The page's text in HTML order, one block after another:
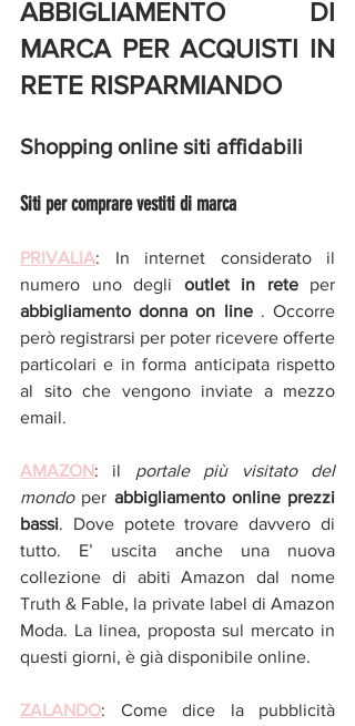
ABBIGLIAMENTO DI
MARCA PER ACQUISTI IN
RETE RISPARMIANDO
Shopping online siti affidabili
Siti per comprare vestiti di marca
PRIVALIA: In internet considerato il
numero uno degli outlet in rete
abbigliamento donna on line . Occorre
però registrarsi per poter ricevere offerte
particolari e in forma anticipata rispetto
al sito che vengono inviate a mezzo
email.
AMAZON: il portale più visitato del
mondo per abbigliamento online prezzi
bassi. Dove potete trovare davvero di
tutto. E’ uscita anche una nuova
collezione di abiti Amazon dal nome
Truth & Fable, la private label di Amazon
Moda. La linea, proposta sul mercato in
questi giorni, è già disponibile online.
ZALANDO: Come dice la pubblicità